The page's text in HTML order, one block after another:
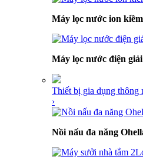
Máy lọc nước ion
Máy lọc nước điện
Thiết bị gia dụng thông
›
Nồi nấu đa năng